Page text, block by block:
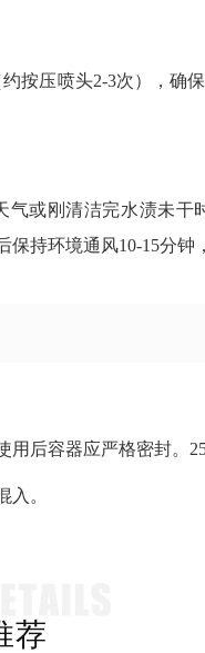
按压喷头2-3次），确
或刚清洁完水渍未干
持环境通风10-15分钟
后容器应严格密封。
。
荐